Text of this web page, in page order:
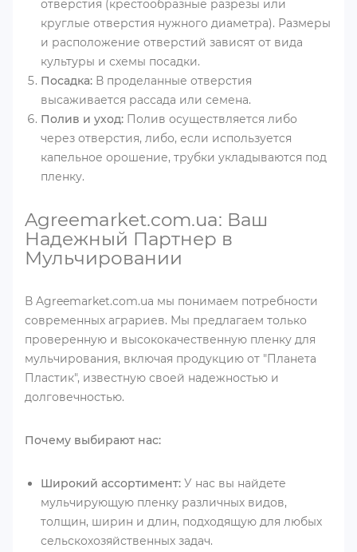
отверстия (крестообразные разрезы или
круглые отверстия нужного диаметра). Размеры
и расположение отверстий зависят от вида
культуры и схемы посадки.
Посадка: В проделанные отверстия
высаживается рассада или семена.
Полив и уход: Полив осуществляется либо
через отверстия, либо, если используется
капельное орошение, трубки укладываются под
пленку.
Agreemarket.com.ua: Ваш
Надежный Партнер в
Мульчировании
В Agreemarket.com.ua мы понимаем потребности
современных аграриев. Мы предлагаем только
проверенную и высококачественную пленку для
мульчирования, включая продукцию от "Планета
Пластик", известную своей надежностью и
долговечностью.
Почему выбирают нас:
Широкий ассортимент: У нас вы найдете
мульчирующую пленку различных видов,
толщин, ширин и длин, подходящую для любых
сельскохозяйственных задач.